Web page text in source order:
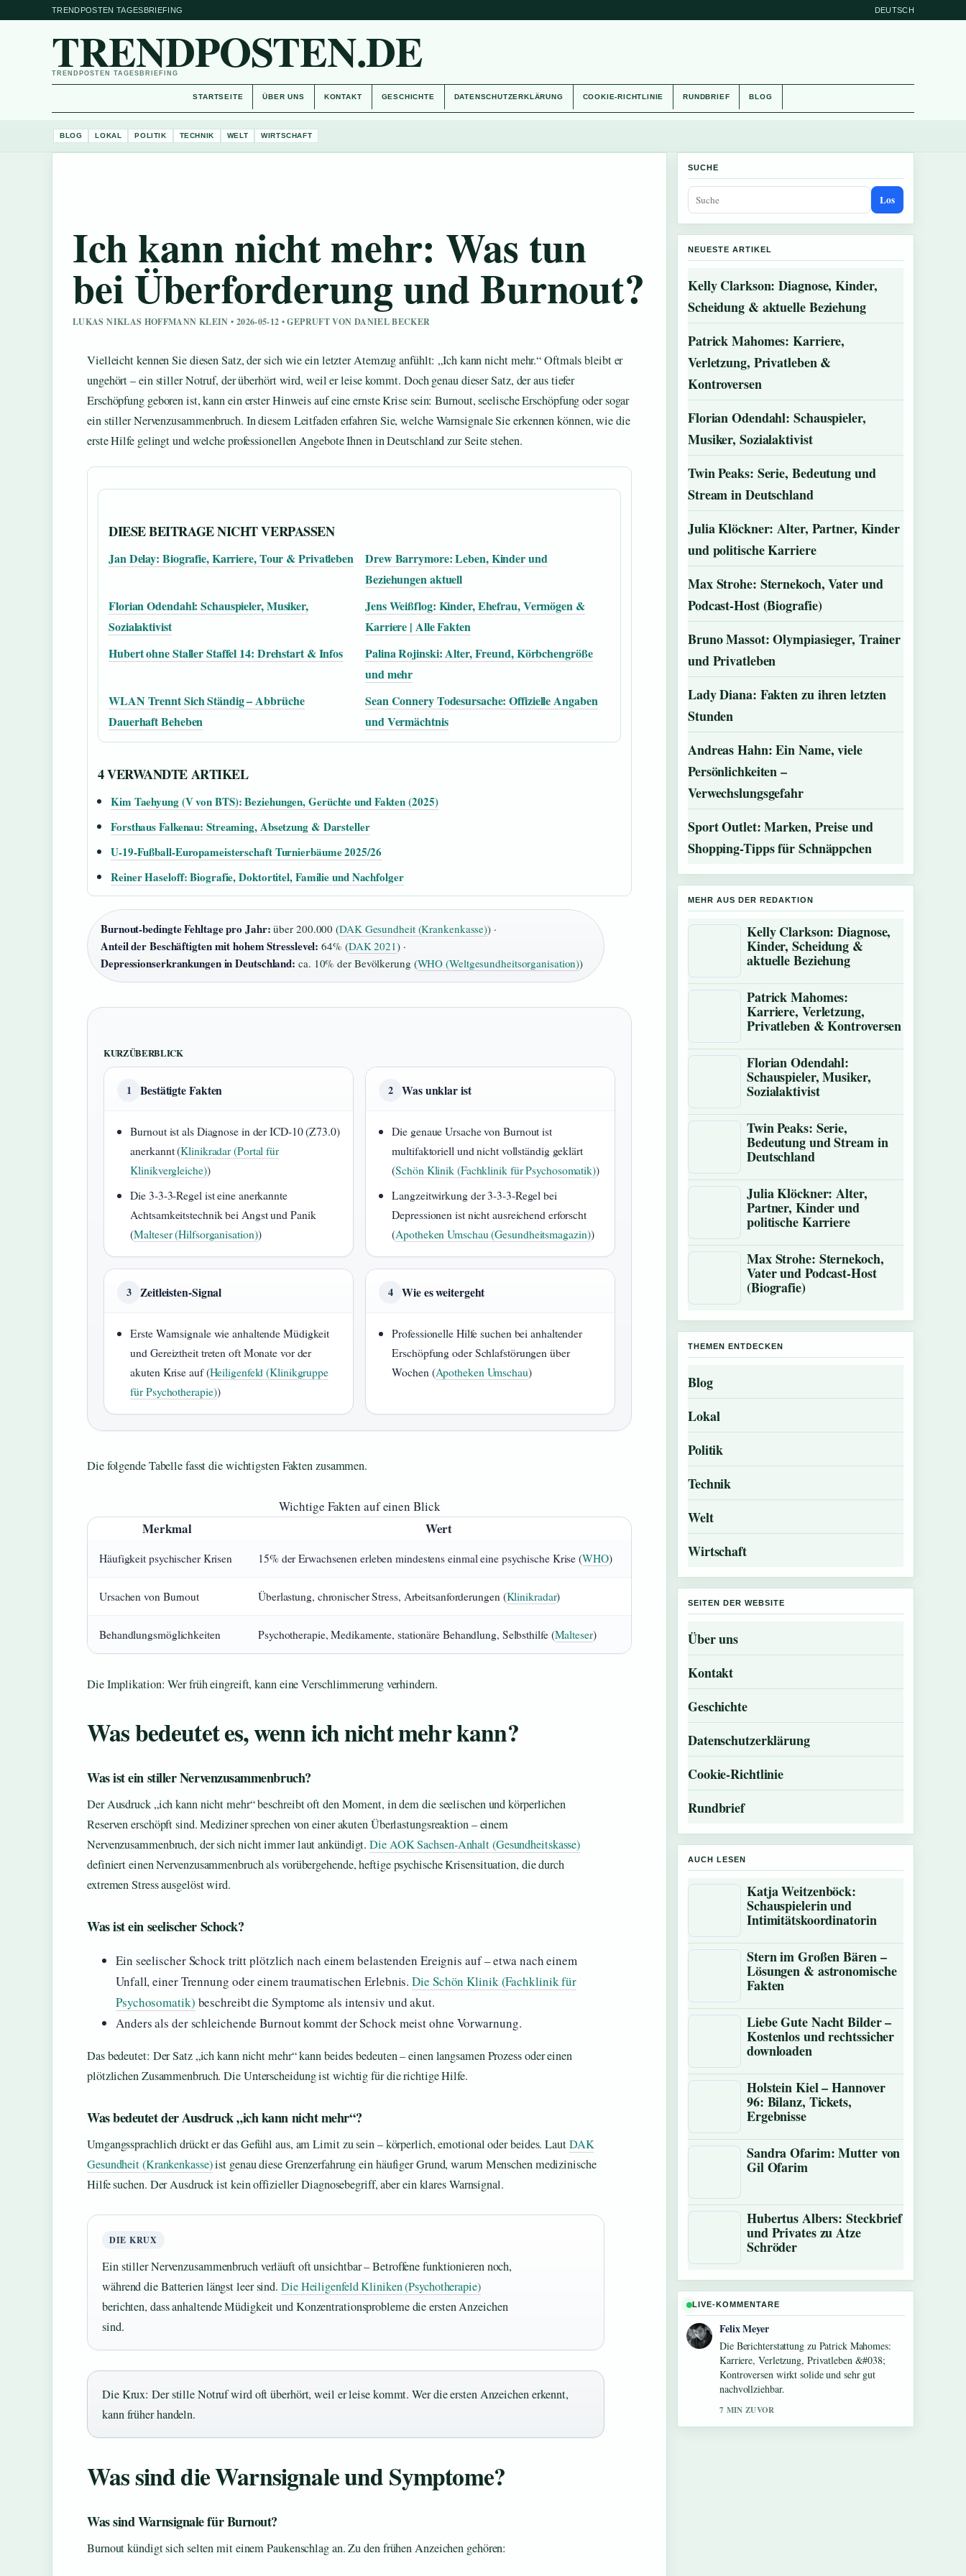
TRENDPOSTEN TAGESBRIEFING DEUTSCH
TRENDPOSTEN.DE
TRENDPOSTEN TAGESBRIEFING
STARTSEITE ÜBER UNS KONTAKT GESCHICHTE DATENSCHUTZERKLÄRUNG COOKIE-RICHTLINIE RUNDBRIEF BLOG
BLOG LOKAL POLITIK TECHNIK WELT WIRTSCHAFT
Ich kann nicht mehr: Was tun
bei Überforderung und Burnout?
LUKAS NIKLAS HOFFMANN KLEIN • 2026-05-12 • GEPRUFT VON DANIEL BECKER
Vielleicht kennen Sie diesen Satz, der sich wie ein letzter Atemzug anfühlt: „Ich kann nicht mehr.“ Oftmals bleibt er
ungehört – ein stiller Notruf, der überhört wird, weil er leise kommt. Doch genau dieser Satz, der aus tiefer
Erschöpfung geboren ist, kann ein erster Hinweis auf eine ernste Krise sein: Burnout, seelische Erschöpfung oder sogar
ein stiller Nervenzusammenbruch. In diesem Leitfaden erfahren Sie, welche Warnsignale Sie erkennen können, wie die
erste Hilfe gelingt und welche professionellen Angebote Ihnen in Deutschland zur Seite stehen.
DIESE BEITRAGE NICHT VERPASSEN
Jan Delay: Biografie, Karriere, Tour & Privatleben
Drew Barrymore: Leben, Kinder und
Beziehungen aktuell
Florian Odendahl: Schauspieler, Musiker,
Sozialaktivist
Jens Weißflog: Kinder, Ehefrau, Vermögen &
Karriere | Alle Fakten
Hubert ohne Staller Staffel 14: Drehstart & Infos
Palina Rojinski: Alter, Freund, Körbchengröße
und mehr
WLAN Trennt Sich Ständig – Abbrüche
Dauerhaft Beheben
Sean Connery Todesursache: Offizielle Angaben
und Vermächtnis
4 VERWANDTE ARTIKEL
Kim Taehyung (V von BTS): Beziehungen, Gerüchte und Fakten (2025)
Forsthaus Falkenau: Streaming, Absetzung & Darsteller
U-19-Fußball-Europameisterschaft Turnierbäume 2025/26
Reiner Haseloff: Biografie, Doktortitel, Familie und Nachfolger
Burnout-bedingte Fehltage pro Jahr: über 200.000 (DAK Gesundheit (Krankenkasse)) ·
Anteil der Beschäftigten mit hohem Stresslevel: 64% (DAK 2021) ·
Depressionserkrankungen in Deutschland: ca. 10% der Bevölkerung (WHO (Weltgesundheitsorganisation))
KURZÜBERBLICK
1 Bestätigte Fakten
Burnout ist als Diagnose in der ICD-10 (Z73.0)
anerkannt (Klinikradar (Portal für
Klinikvergleiche))
Die 3-3-3-Regel ist eine anerkannte
Achtsamkeitstechnik bei Angst und Panik
(Malteser (Hilfsorganisation))
2 Was unklar ist
Die genaue Ursache von Burnout ist
multifaktoriell und nicht vollständig geklärt
(Schön Klinik (Fachklinik für Psychosomatik))
Langzeitwirkung der 3-3-3-Regel bei
Depressionen ist nicht ausreichend erforscht
(Apotheken Umschau (Gesundheitsmagazin))
3 Zeitleisten-Signal
Erste Warnsignale wie anhaltende Müdigkeit
und Gereiztheit treten oft Monate vor der
akuten Krise auf (Heiligenfeld (Klinikgruppe
für Psychotherapie))
4 Wie es weitergeht
Professionelle Hilfe suchen bei anhaltender
Erschöpfung oder Schlafstörungen über
Wochen (Apotheken Umschau)
Die folgende Tabelle fasst die wichtigsten Fakten zusammen.
Wichtige Fakten auf einen Blick
Merkmal Wert
Häufigkeit psychischer Krisen 15% der Erwachsenen erleben mindestens einmal eine psychische Krise (WHO)
Ursachen von Burnout Überlastung, chronischer Stress, Arbeitsanforderungen (Klinikradar)
Behandlungsmöglichkeiten Psychotherapie, Medikamente, stationäre Behandlung, Selbsthilfe (Malteser)
Die Implikation: Wer früh eingreift, kann eine Verschlimmerung verhindern.
Was bedeutet es, wenn ich nicht mehr kann?
Was ist ein stiller Nervenzusammenbruch?
Der Ausdruck „ich kann nicht mehr“ beschreibt oft den Moment, in dem die seelischen und körperlichen
Reserven erschöpft sind. Mediziner sprechen von einer akuten Überlastungsreaktion – einem
Nervenzusammenbruch, der sich nicht immer laut ankündigt.Die AOK Sachsen-Anhalt (Gesundheitskasse)
definiert einen Nervenzusammenbruch als vorübergehende, heftige psychische Krisensituation, die durch
extremen Stress ausgelöst wird.
Was ist ein seelischer Schock?
Ein seelischer Schock tritt plötzlich nach einem belastenden Ereignis auf – etwa nach einem
Unfall, einer Trennung oder einem traumatischen Erlebnis.Die Schön Klinik (Fachklinik für
Psychosomatik) beschreibt die Symptome als intensiv und akut.
Anders als der schleichende Burnout kommt der Schock meist ohne Vorwarnung.
Das bedeutet: Der Satz „ich kann nicht mehr“ kann beides bedeuten – einen langsamen Prozess oder einen
plötzlichen Zusammenbruch. Die Unterscheidung ist wichtig für die richtige Hilfe.
Was bedeutet der Ausdruck „ich kann nicht mehr“?
Umgangssprachlich drückt er das Gefühl aus, am Limit zu sein – körperlich, emotional oder beides. LautDAK
Gesundheit (Krankenkasse)ist genau diese Grenzerfahrung ein häufiger Grund, warum Menschen medizinische
Hilfe suchen. Der Ausdruck ist kein offizieller Diagnosebegriff, aber ein klares Warnsignal.
DIE KRUX
Ein stiller Nervenzusammenbruch verläuft oft unsichtbar – Betroffene funktionieren noch,
während die Batterien längst leer sind. Die Heiligenfeld Kliniken (Psychotherapie)
berichten, dass anhaltende Müdigkeit und Konzentrationsprobleme die ersten Anzeichen
sind.
Die Krux: Der stille Notruf wird oft überhört, weil er leise kommt. Wer die ersten Anzeichen erkennt,
kann früher handeln.
Was sind die Warnsignale und Symptome?
Was sind Warnsignale für Burnout?
Burnout kündigt sich selten mit einem Paukenschlag an. Zu den frühen Anzeichen gehören:
SUCHE
Los
NEUESTE ARTIKEL
Kelly Clarkson: Diagnose, Kinder,
Scheidung & aktuelle Beziehung
Patrick Mahomes: Karriere,
Verletzung, Privatleben &
Kontroversen
Florian Odendahl: Schauspieler,
Musiker, Sozialaktivist
Twin Peaks: Serie, Bedeutung und
Stream in Deutschland
Julia Klöckner: Alter, Partner, Kinder
und politische Karriere
Max Strohe: Sternekoch, Vater und
Podcast-Host (Biografie)
Bruno Massot: Olympiasieger, Trainer
und Privatleben
Lady Diana: Fakten zu ihren letzten
Stunden
Andreas Hahn: Ein Name, viele
Persönlichkeiten –
Verwechslungsgefahr
Sport Outlet: Marken, Preise und
Shopping-Tipps für Schnäppchen
MEHR AUS DER REDAKTION
Kelly Clarkson: Diagnose,
Kinder, Scheidung &
aktuelle Beziehung
Patrick Mahomes:
Karriere, Verletzung,
Privatleben & Kontroversen
Florian Odendahl:
Schauspieler, Musiker,
Sozialaktivist
Twin Peaks: Serie,
Bedeutung und Stream in
Deutschland
Julia Klöckner: Alter,
Partner, Kinder und
politische Karriere
Max Strohe: Sternekoch,
Vater und Podcast-Host
(Biografie)
THEMEN ENTDECKEN
Blog
Lokal
Politik
Technik
Welt
Wirtschaft
SEITEN DER WEBSITE
Über uns
Kontakt
Geschichte
Datenschutzerklärung
Cookie-Richtlinie
Rundbrief
AUCH LESEN
Katja Weitzenböck:
Schauspielerin und
Intimitätskoordinatorin
Stern im Großen Bären –
Lösungen & astronomische
Fakten
Liebe Gute Nacht Bilder –
Kostenlos und rechtssicher
downloaden
Holstein Kiel – Hannover
96: Bilanz, Tickets,
Ergebnisse
Sandra Ofarim: Mutter von
Gil Ofarim
Hubertus Albers: Steckbrief
und Privates zu Atze
Schröder
LIVE-KOMMENTARE
Felix Meyer
Die Berichterstattung zu Patrick Mahomes:
Karriere, Verletzung, Privatleben &#038;
Kontroversen wirkt solide und sehr gut
nachvollziehbar.
7 MIN ZUVOR